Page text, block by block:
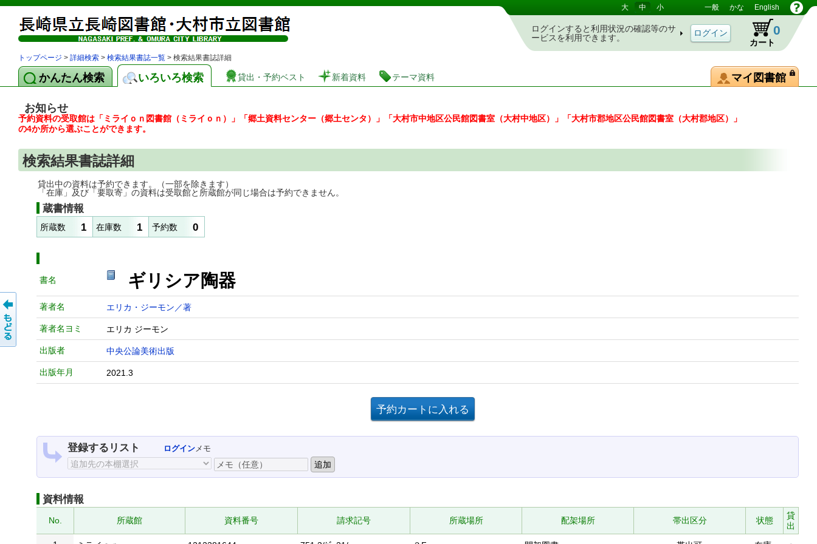
図書館 蔵書検索・予約システム 大 中 小 一般 かな English
ログインすると利用状況の確認等のサ
ービスを利用できます。
カート
0
トップページ > 詳細検索 > 検索結果書誌一覧 > 検索結果書誌詳細
かんたん検索 いろいろ検索 貸出・予約ベスト 新着資料 テーマ資料 マイ図書館
お知らせ
予約資料の受取館は「ミライｏｎ図書館（ミライｏｎ）」「郷土資料センター（郷土センタ）」「大村市中地区公民館図書室（大村中地区）」「大村市郡地区公民館図書室（大村郡地区）」
の4か所から選ぶことができます。
検索結果書誌詳細
貸出中の資料は予約できます。（一部を除きます）
「在庫」及び「要取寄」の資料は受取館と所蔵館が同じ場合は予約できません。
蔵書情報
所蔵数 1 在庫数 1 予約数 0
書名 ギリシア陶器
著者名 エリカ・ジーモン／著
著者名ヨミ エリカ ジーモン
出版者 中央公論美術出版
出版年月 2021.3
登録するリスト ログインメモ
資料情報
No. 所蔵館 資料番号 請求記号 所蔵場所 配架場所 帯出区分 状態
貸
出